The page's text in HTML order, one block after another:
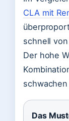
CLA mit
schnell
Der hohe
Das